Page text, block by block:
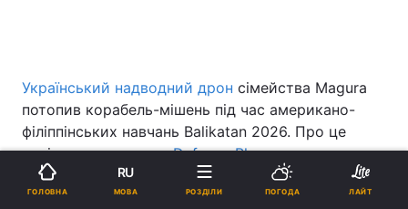
Український надводний дрон сімейства Magura
потопив корабель-мішень під час американо-
філіппінських навчань Balikatan 2026. Про це
повідомляє виданняDefence Blog.
Важливо, що компанія UFORCE не надавала
ГОЛОВНА
RU
МОВА РОЗДІЛИ ПОГОДА ЛАЙТ